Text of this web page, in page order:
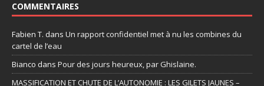
COMMENTAIRES
Fabien T. dans Un rapport confidentiel met à nu les combines du
cartel de l’eau
Bianco dans Pour des jours heureux, par Ghislaine.
MASSIFICATION ET CHUTE DE L’AUTONOMIE : LES GILETS JAUNES –